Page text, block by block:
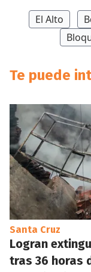
El Alto
Te puede
Santa Cruz
Logran
tras 36 horas